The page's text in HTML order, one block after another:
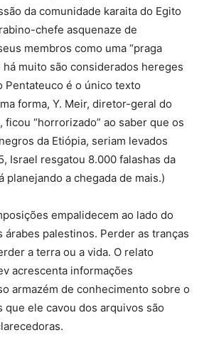
da comunidade karaita do Egito
chefe asquenaze de
membros como uma “praga
há muito são considerados hereges
Pentateuco é o único texto
forma, Y. Meir, diretor-geral do
ficou “horrorizado” ao saber que os
da Etiópia, seriam levados
Israel resgatou 8.000 falashas da
planejando a chegada de mais.)
empalidecem ao lado do
árabes palestinos. Perder as tranças
a terra ou a vida. O relato
acrescenta informações
armazém de conhecimento sobre o
que ele cavou dos arquivos são